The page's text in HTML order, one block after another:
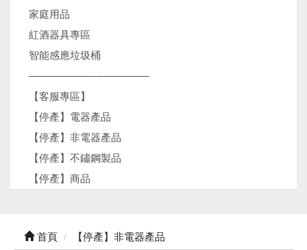
家庭用品
紅酒器具專區
智能感應垃圾桶
────────────────
【客服專區】
【停產】電器產品
【停產】非電器產品
【停產】不鏽鋼製品
【停產】商品
首頁 【停產】非電器產品